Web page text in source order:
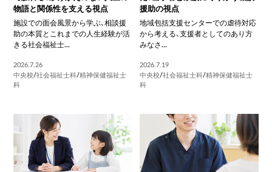
物語と関係性を支える視点
施設での面会風景から学ぶ、相談援
助の本質とこれまでの人生経験が活
きる社会福祉士...
2026.7.26
中央校/社会福祉士科/精神保健福祉士
科
援助の視点
地域包括支援センターでの虐待対応
から考える、支援者としてのあり方
みなさ...
2026.7.19
中央校/社会福祉士科/精神保健福祉士
科